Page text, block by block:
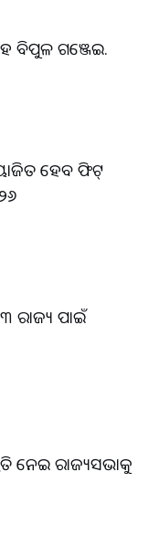
ବିପୁଳ ଗଞ୍ଜେଇ.
ହେବ ଫିଟ୍
ରାଜ୍ୟ ପାଇଁ
ନେଇ ରାଜ୍ୟସଭାକୁ